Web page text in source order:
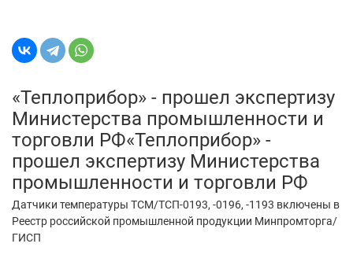
«Теплоприбор» - прошел экспертизу
Министерства промышленности и
торговли РФ«Теплоприбор» -
прошел экспертизу Министерства
промышленности и торговли РФ
Датчики температуры ТСМ/ТСП-0193, -0196, -1193 включены в
Реестр российской промышленной продукции Минпромторга/
ГИСП